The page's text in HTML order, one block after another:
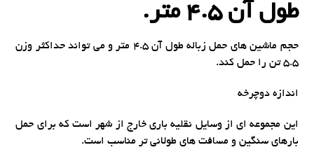
طول آن 4.5 متر.
حجم ماشین های حمل زباله طول آن 4.5 متر و می تواند حداکثر وزن
5.5 تن را حمل کند.
اندازه دوچرخه
این مجموعه ای از وسایل نقلیه باری خارج از شهر است که برای حمل
بارهای سنگین و مسافت های طولانی تر مناسب است.